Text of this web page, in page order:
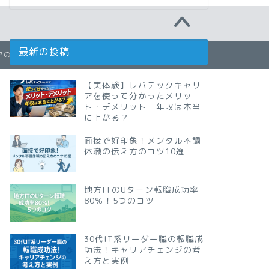
最新の投稿
【実体験】レバテックキャリ
アを使って分かったメリッ
ト・デメリット｜年収は本当
に上がる？
面接で好印象！メンタル不調
休職の伝え方のコツ10選
地方ITのUターン転職成功率
80％！5つのコツ
30代IT系リーダー職の転職成
功法！キャリアチェンジの考
え方と実例
ための転職講座】30歳で年収700万円を目指す転職の始め方